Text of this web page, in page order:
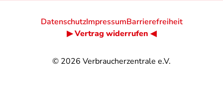
© 2026 Verbraucherzentrale e.V.
DatenschutzImpressumBarrierefreiheit
▶ Vertrag widerrufen ◀